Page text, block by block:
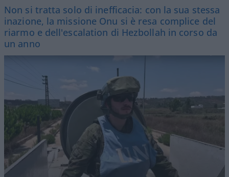
Non si tratta solo di inefficacia: con la sua stessa
inazione, la missione Onu si è resa complice del
riarmo e dell'escalation di Hezbollah in corso da
un anno